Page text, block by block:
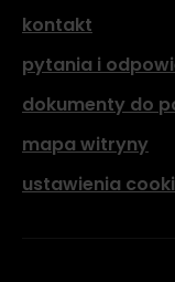
kontakt
pytania i
dokumenty do
mapa witryny
ustawienia